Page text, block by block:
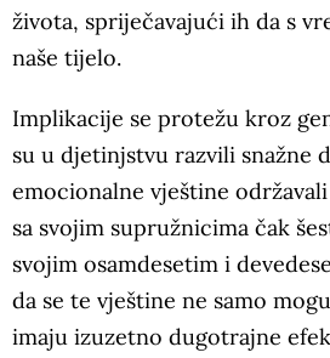
života, spriječavajući ih da s
naše tijelo.
Implikacije se protežu kroz
su u djetinjstvu razvili snažne
emocionalne vještine
sa svojim supružnicima čak
svojim osamdesetim i
da se te vještine ne samo
imaju izuzetno dugotrajne